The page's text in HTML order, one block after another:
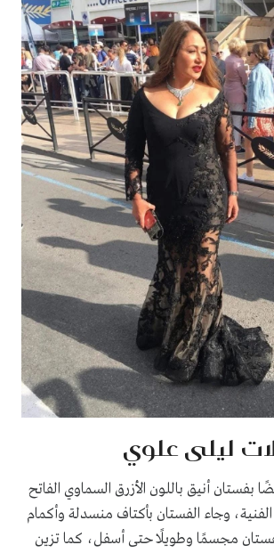
ليلى علوي
بفستان أنيق باللون الأزرق السماوي الفاتح
وجاء الفستان بأكتاف منسدلة وأكمام
مجسمًا وطويلًا حتى أسفل، كما تزين